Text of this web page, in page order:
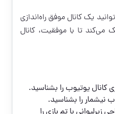
یک کانال موفق راه‌اندازی
می‌کند تا با موفقیت، کانال
کانال یوتیوب را بشناسید.
نیشمار را بشناسید.